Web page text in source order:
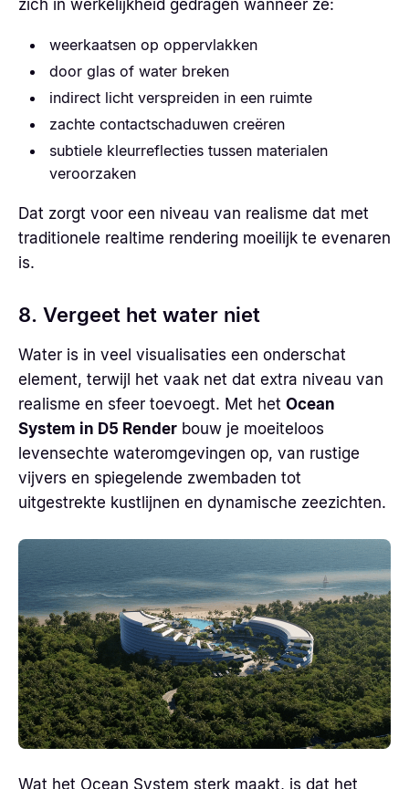
zich in werkelijkheid gedragen wanneer ze:
weerkaatsen op oppervlakken
door glas of water breken
indirect licht verspreiden in een ruimte
zachte contactschaduwen creëren
subtiele kleurreflecties tussen materialen
veroorzaken
Dat zorgt voor een niveau van realisme dat met
traditionele realtime rendering moeilijk te evenaren
is.
8. Vergeet het water niet
Water is in veel visualisaties een onderschat
element, terwijl het vaak net dat extra niveau van
realisme en sfeer toevoegt. Met het Ocean
System in D5 Render bouw je moeiteloos
levensechte wateromgevingen op, van rustige
vijvers en spiegelende zwembaden tot
uitgestrekte kustlijnen en dynamische zeezichten.
Wat het Ocean System sterk maakt, is dat het